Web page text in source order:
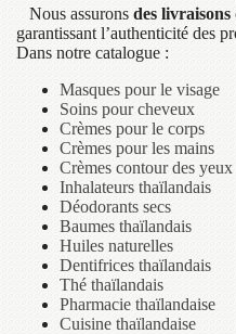
Nous assurons des
garantissant l’authenticité des
Dans notre catalogue :
Masques pour le visage
Soins pour cheveux
Crèmes pour le corps
Crèmes pour les mains
Crèmes contour des yeux
Inhalateurs thaïlandais
Déodorants secs
Baumes thaïlandais
Huiles naturelles
Dentifrices thaïlandais
Thé thaïlandais
Pharmacie thaïlandaise
Cuisine thaïlandaise